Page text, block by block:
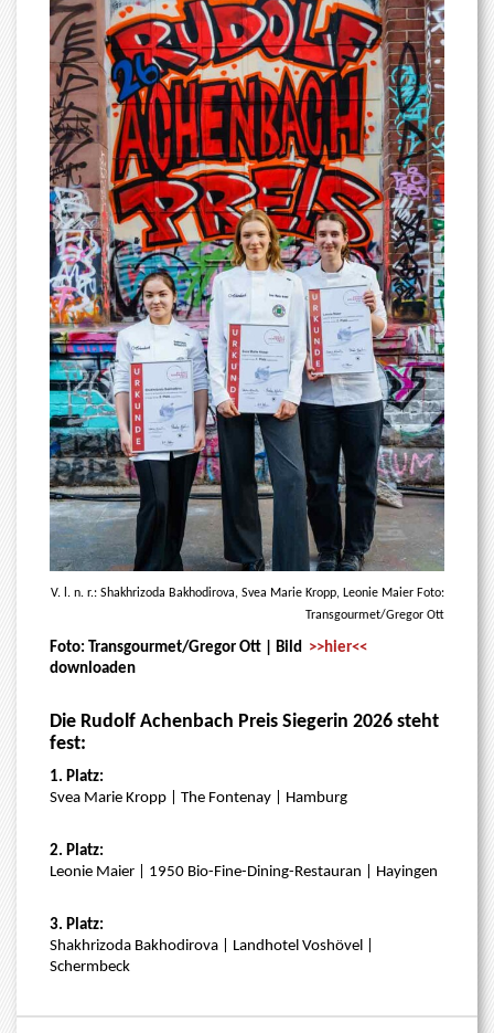
V. l. n. r.: Shakhrizoda Bakhodirova, Svea Marie Kropp, Leonie Maier Foto:
Transgourmet/Gregor Ott
Foto: Transgourmet/Gregor Ott Bild >>hier<<
downloaden
Die Rudolf Achenbach Preis Siegerin 2026 steht
fest:
1. Platz:
Svea Marie Kropp | The Fontenay | Hamburg
2. Platz:
Leonie Maier | 1950 Bio-Fine-Dining-Restauran | Hayingen
3. Platz:
Shakhrizoda Bakhodirova | Landhotel Voshövel |
Schermbeck